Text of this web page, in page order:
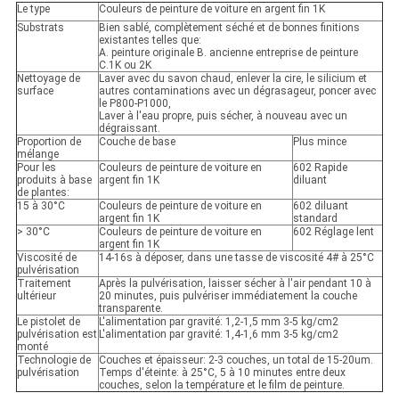
Le type
Couleurs de peinture de voiture en argent fin 1K
Substrats
Bien sablé, complètement séché et de bonnes finitions
existantes telles que:
A. peinture originale B. ancienne entreprise de peinture
C.1K ou 2K
Nettoyage de
surface
Laver avec du savon chaud, enlever la cire, le silicium et
autres contaminations avec un dégrasageur, poncer avec
le P800-P1000,
Laver à l'eau propre, puis sécher, à nouveau avec un
dégraissant.
Proportion de
mélange
Couche de base Plus mince
Pour les
produits à base
de plantes:
Couleurs de peinture de voiture en
argent fin 1K
602 Rapide
diluant
15 à 30°C
Couleurs de peinture de voiture en
argent fin 1K
602 diluant
standard
> 30°C
Couleurs de peinture de voiture en
argent fin 1K
602 Réglage lent
Viscosité de
pulvérisation
14-16s à déposer, dans une tasse de viscosité 4# à 25°C
Traitement
ultérieur
Après la pulvérisation, laisser sécher à l'air pendant 10 à
20 minutes, puis pulvériser immédiatement la couche
transparente.
Le pistolet de
pulvérisation est
monté
L'alimentation par gravité: 1,2-1,5 mm 3-5 kg/cm2
L'alimentation par gravité: 1,4-1,6 mm 3-5 kg/cm2
Technologie de
pulvérisation
Couches et épaisseur: 2-3 couches, un total de 15-20um.
Temps d'éteinte: à 25°C, 5 à 10 minutes entre deux
couches, selon la température et le film de peinture.